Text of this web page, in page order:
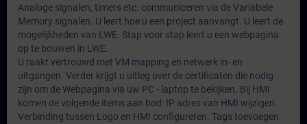
Analoge signalen, timers etc. communiceren via de Variabele
Memory signalen. U leert hoe u een project aanvangt. U leert de
mogelijkheden van LWE. Stap voor stap leert u een webpagina
op te bouwen in LWE.
U raakt vertrouwd met VM mapping en netwerk in- en
uitgangen. Verder krijgt u uitleg over de certificaten die nodig
zijn om de Webpagina via uw PC - laptop te bekijken. Bij HMI
komen de volgende items aan bod: IP adres van HMI wijzigen.
Verbinding tussen Logo en HMI configureren. Tags toevoegen.